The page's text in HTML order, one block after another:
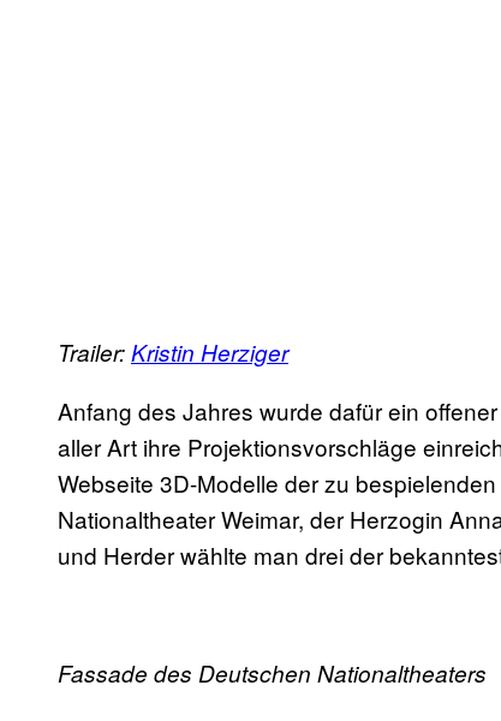
Trailer:Kristin Herziger
Anfang des Jahres wurde dafür ein offener
aller Art ihre Projektionsvorschläge
Webseite 3D-Modelle der zu
Nationaltheater Weimar, der Herzogin
und Herder wählte man drei der
Fassade des Deutschen Nationaltheaters